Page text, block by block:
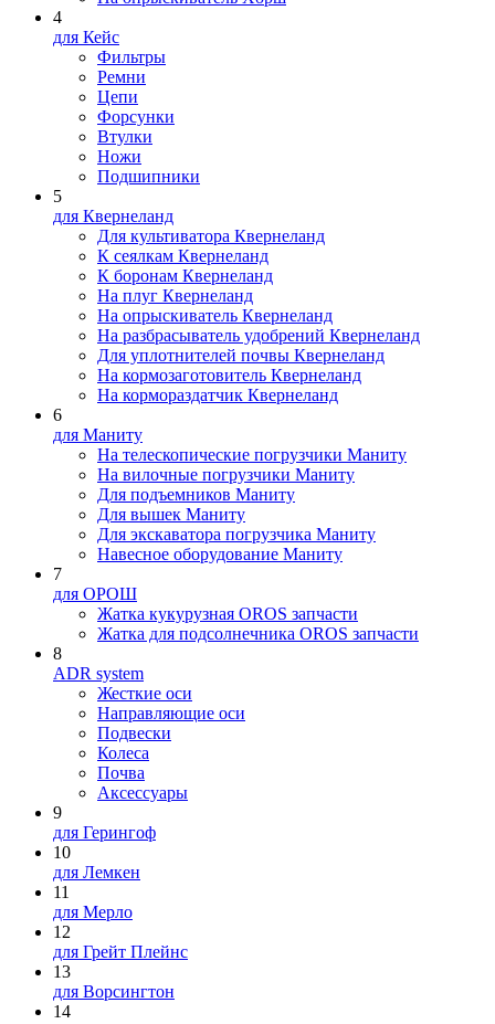
4
для Кейс
Фильтры
Ремни
Цепи
Форсунки
Втулки
Ножи
Подшипники
5
для Квернеланд
Для культиватора Квернеланд
К сеялкам Квернеланд
К боронам Квернеланд
На плуг Квернеланд
На опрыскиватель Квернеланд
На разбрасыватель удобрений Квернеланд
Для уплотнителей почвы Квернеланд
На кормозаготовитель Квернеланд
На кормораздатчик Квернеланд
6
для Маниту
На телескопические погрузчики Маниту
На вилочные погрузчики Маниту
Для подъемников Маниту
Для вышек Маниту
Для экскаватора погрузчика Маниту
Навесное оборудование Маниту
7
для ОРОШ
Жатка кукурузная OROS запчасти
Жатка для подсолнечника OROS запчасти
8
ADR system
Жесткие оси
Направляющие оси
Подвески
Колеса
Почва
Аксессуары
9
для Герингоф
10
для Лемкен
11
для Мерло
12
для Грейт Плейнс
13
для Ворсингтон
14